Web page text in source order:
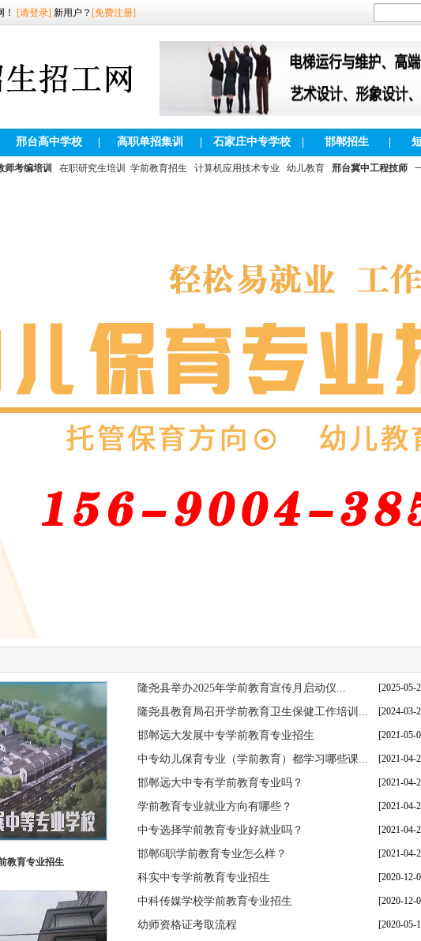
！ [请登录] 新用户？ [免费注册]
邢台高中学校 高职单招集训 石家庄中专学校 邯郸招生
师考编培训 在职研究生培训 学前教育招生 计算机应用技术专业 幼儿教育 邢台冀中工程技师
教育专业招生
隆尧县举办2025年学前教育宣传月启动仪... [2025-05-
隆尧县教育局召开学前教育卫生保健工作培训... [2024-03-
邯郸远大发展中专学前教育专业招生 [2021-05-
中专幼儿保育专业（学前教育）都学习哪些课... [2021-04-
邯郸远大中专有学前教育专业吗？ [2021-04-
学前教育专业就业方向有哪些？ [2021-04-
中专选择学前教育专业好就业吗？ [2021-04-
邯郸6职学前教育专业怎么样？ [2021-04-
科实中专学前教育专业招生 [2020-12-
中科传媒学校学前教育专业招生 [2020-12-
幼师资格证考取流程 [2020-05-